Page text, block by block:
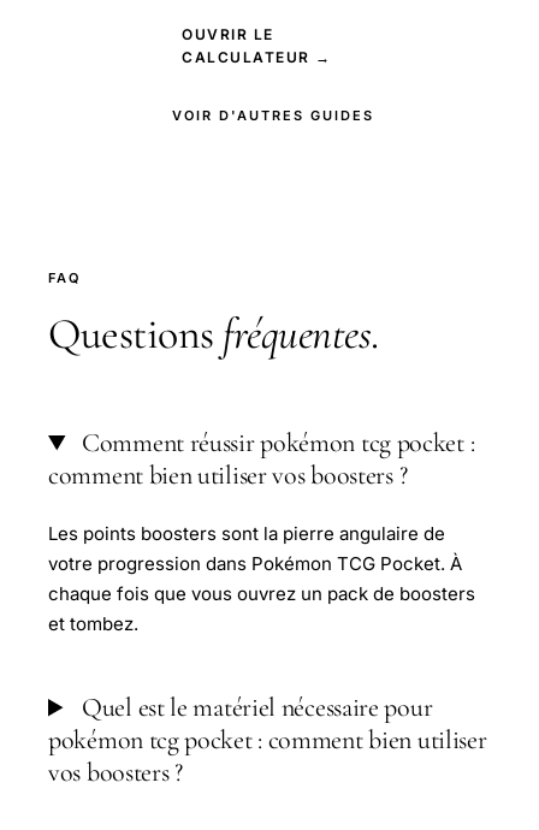
OUVRIR LE
CALCULATEUR →
VOIR D'AUTRES GUIDES
FAQ
Questions fréquentes.
Comment réussir pokémon tcg pocket :
comment bien utiliser vos boosters ?
Les points boosters sont la pierre angulaire de
votre progression dans Pokémon TCG Pocket. À
chaque fois que vous ouvrez un pack de boosters
et tombez.
Quel est le matériel nécessaire pour
pokémon tcg pocket : comment bien utiliser
vos boosters ?